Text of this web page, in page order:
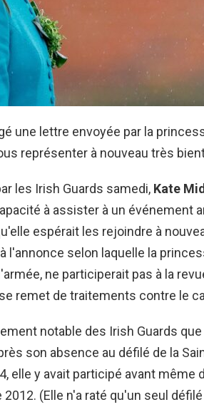
une lettre envoyée par la
représenter à nouveau très
les Irish Guards samedi, Kate
à assister à un événement
espérait les rejoindre à
l'annonce selon laquelle la
ne participerait pas à la
remet de traitements contre le
notable des Irish Guards
son absence au défilé de la
elle y avait participé avant même
(Elle n'a raté qu'un seul